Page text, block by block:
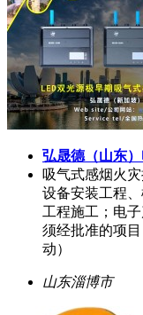
弘晟德（山东
吸气式感烟火
设备安装工程
工程施工；电
须经批准的项
动）
山东淄博市